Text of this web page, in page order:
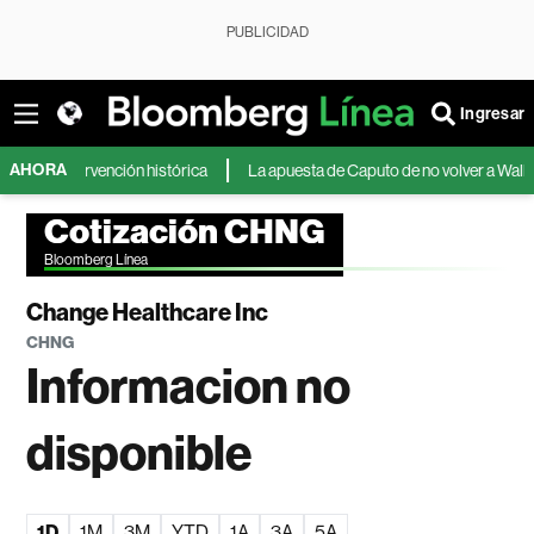
PUBLICIDAD
Ingresar
AHORA
intervención histórica La apuesta de Caputo de no volver a Wall
Cotización CHNG
Bloomberg Línea
Change Healthcare Inc
CHNG
Informacion no
disponible